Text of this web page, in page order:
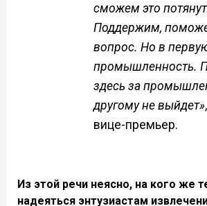
сможем это
Поддержим,
вопрос. Но в
промышленность.
здесь за
другому не выйдет»
вице-премьер.
Из этой речи неясно, на кого же
надеяться энтузиастам